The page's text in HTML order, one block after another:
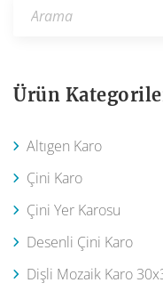
Ürün
Altıgen Karo
Çini Karo
Çini Yer Karosu
Desenli Çini Karo
Dişli Mozaik Karo